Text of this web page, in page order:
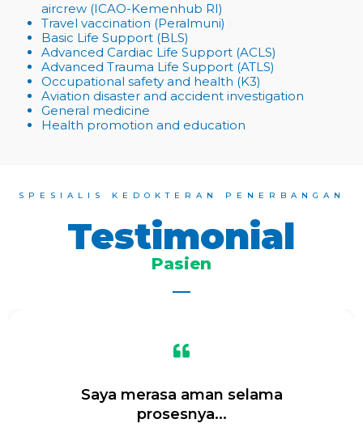
aircrew (ICAO-Kemenhub RI)
Travel vaccination (Peralmuni)
Basic Life Support (BLS)
Advanced Cardiac Life Support (ACLS)
Advanced Trauma Life Support (ATLS)
Occupational safety and health (K3)
Aviation disaster and accident investigation
General medicine
Health promotion and education
SPESIALIS KEDOKTERAN PENERBANGAN
Testimonial
Pasien
Saya merasa aman selama
prosesnya...